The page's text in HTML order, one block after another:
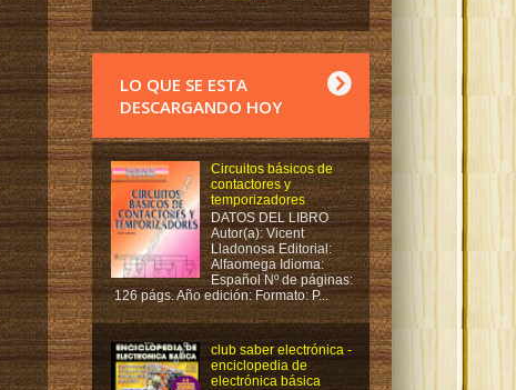
LO QUE SE ESTA
DESCARGANDO HOY
Circuitos básicos de
contactores y
temporizadores
DATOS DEL LIBRO
Autor(a): Vicent
Lladonosa Editorial:
Alfaomega Idioma:
Español Nº de páginas:
126 págs. Año edición: Formato: P...
club saber electrónica -
enciclopedia de
electrónica básica